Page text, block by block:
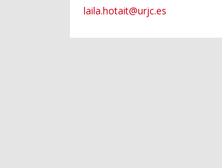
laila.hotait@urjc.es